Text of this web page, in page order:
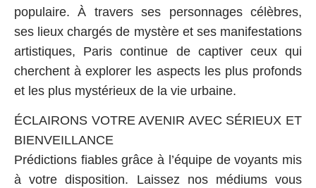
populaire. À travers ses personnages célèbres,
ses lieux chargés de mystère et ses manifestations
artistiques, Paris continue de captiver ceux qui
cherchent à explorer les aspects les plus profonds
et les plus mystérieux de la vie urbaine.
ÉCLAIRONS VOTRE AVENIR AVEC SÉRIEUX ET
BIENVEILLANCE
Prédictions fiables grâce à l’équipe devoyants mis
à votre disposition. Laissez nos médiums vous